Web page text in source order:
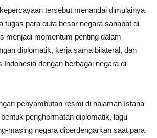
tersebut menandai dimulainya
tugas para duta besar negara sahabat di
menjadi momentum penting dalam
diplomatik, kerja sama bilateral, dan
Indonesia dengan berbagai negara di
penyambutan resmi di halaman Istana
penghormatan diplomatik, lagu
masing negara diperdengarkan saat para